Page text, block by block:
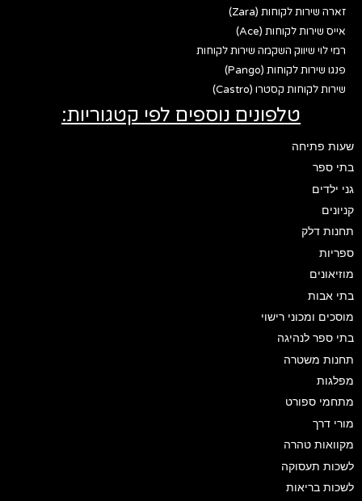
זארה שירות לקוחות (Zara)
אייס שירות לקוחות (Ace)
רמי לוי שיווק השקמה שירות לקוחות
פנגו שירות לקוחות (Pango)
שירות לקוחות קסטרו (Castro)
טלפונים נוספים לפי קטגוריות:
שעות פתיחה
בתי ספר
גני ילדים
קניונים
תחנות דלק
ספריות
מוזיאונים
בתי אבות
מוסכים ומכוני רישוי
בתי ספר לנהיגה
תחנות משטרה
מפלגות
מתחמי ספורט
מורי דרך
מקוואות טהרה
לשכות תעסוקה
לשכות בריאות